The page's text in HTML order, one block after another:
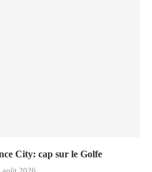
City: cap sur le Golfe